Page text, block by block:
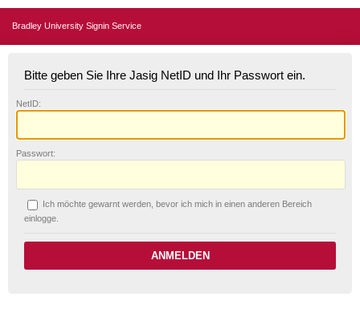
Bradley University Signin Service
Bitte geben Sie Ihre Jasig NetID und Ihr Passwort ein.
NetID:
Passwort:
Ich möchte gewarnt werden, bevor ich mich in einen anderen Bereich
einlogge.